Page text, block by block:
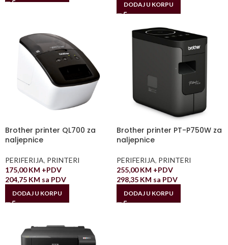
DODAJ U KORPU
Brother printer QL700 za
naljepnice
PERIFERIJA, PRINTERI
175,00KM +PDV
204,75 KM sa PDV
DODAJ U KORPU
Brother printer PT-P750W za
naljepnice
PERIFERIJA, PRINTERI
255,00KM +PDV
298,35 KM sa PDV
DODAJ U KORPU